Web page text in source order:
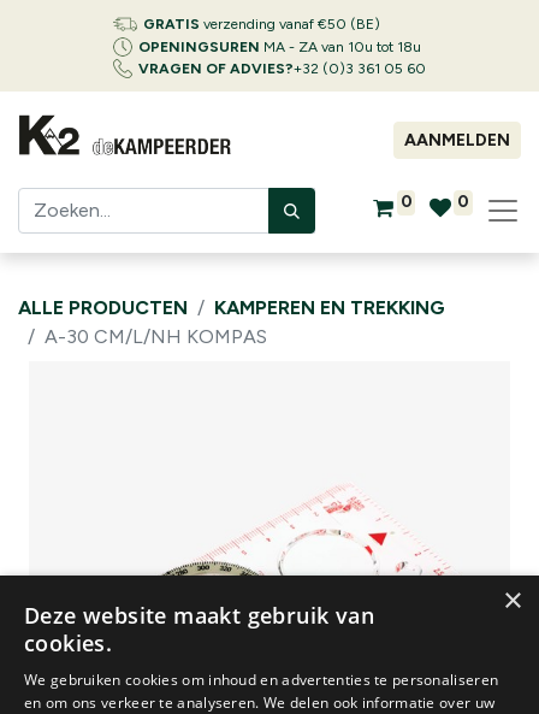
GRATIS verzending vanaf €50 (BE)
OPENINGSUREN MA - ZA van 10u tot 18u
VRAGEN OF ADVIES?+32 (0)3 361 05 60
AANMELDEN
0 0
ALLE PRODUCTEN
KAMPEREN EN TREKKING
A-30 CM/L/NH KOMPAS
×
Deze website maakt gebruik van
cookies.
We gebruiken cookies om inhoud en advertenties te personaliseren
en om ons verkeer te analyseren. We delen ook informatie over uw